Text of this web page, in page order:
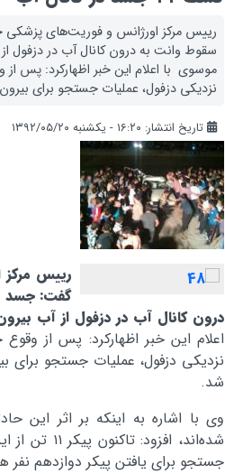
سقوط وانت به درون کانال آب در دزفول
موسوی با اعلام این خبر اظهارکرد: پس
نزدیکی دزفول، عملیات جستجو برای
تاریخ انتشار: ۱۶:۲۰ - یکشنبه ۱۳۹۲/۰۵/۲۰
رییس
درون کانال آب در دزفول از آب
اعلام این خبر اظهارکرد: پس از
نزدیکی دزفول، عملیات جستجو برای
شد.
شده‌اند،
جستجو برای یافتن پیکر دوازدهم نفر